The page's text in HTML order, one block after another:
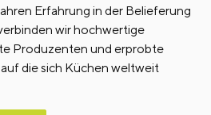
Erfahrung in der Belieferung
wir hochwertige
Produzenten und erprobte
die sich Küchen weltweit